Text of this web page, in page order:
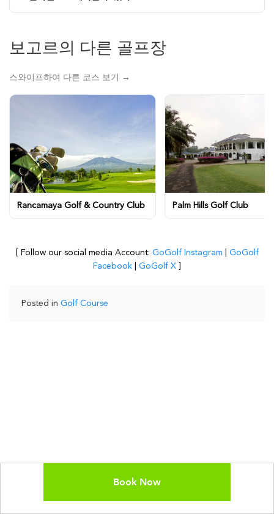
보고르의 다른 골프장
스와이프하여 다른 코스 보기 →
Rancamaya Golf & Country Club Palm Hills Golf Club
[ Follow our social media Account: GoGolf Instagram
GoGolf
Facebook
GoGolf X
Posted in Golf Course
Book Now